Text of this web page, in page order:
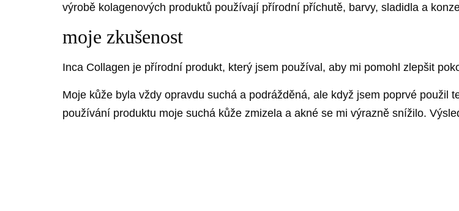
výrobě kolagenových produktů používají přírodní příchutě, barvy, sladidla a
moje zkušenost
Inca Collagen je přírodní produkt, který jsem používal, aby mi pomohl zlepšit
Moje kůže byla vždy opravdu suchá a podrážděná, ale když jsem poprvé použil
používání produktu moje suchá kůže zmizela a akné se mi výrazně snížilo.